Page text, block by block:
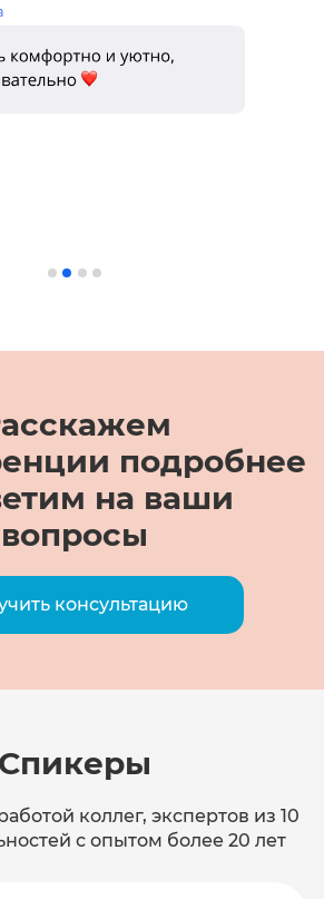
подробнее
на ваши
вопросы
консультацию
Спикеры
коллег, экспертов из 10
с опытом более 20 лет